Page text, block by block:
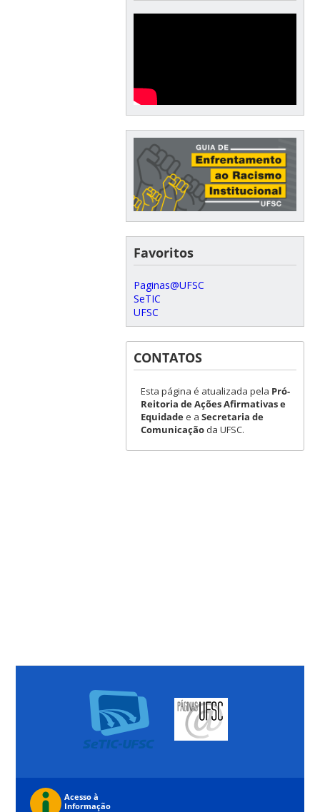
Favoritos
Paginas@UFSC
SeTIC
UFSC
CONTATOS
Esta página é atualizada pela Pró-
Reitoria de Ações Afirmativas e
Equidadee a Secretaria de
Comunicaçãoda UFSC.